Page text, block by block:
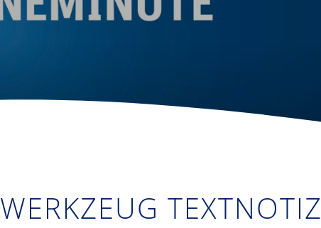
WERKZEUG TEXTNOTIZ